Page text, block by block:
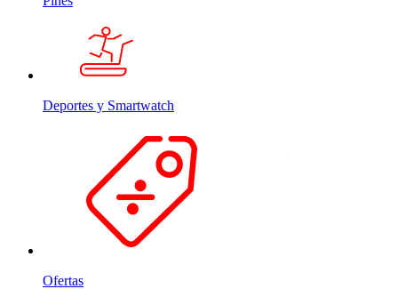
Deportes y Smartwatch
Ofertas